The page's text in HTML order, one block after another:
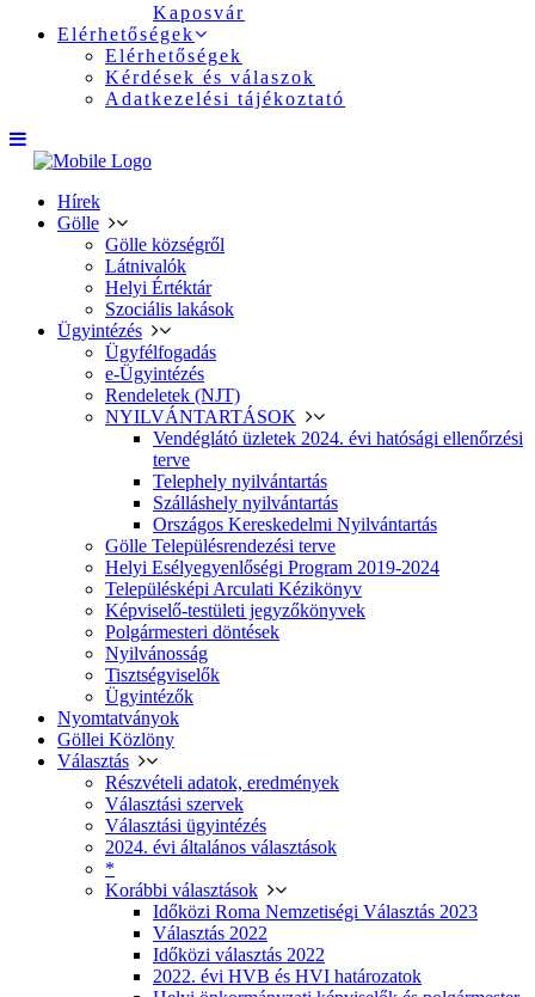
Kaposvár
Elérhetőségek
Elérhetőségek
Kérdések és válaszok
Adatkezelési tájékoztató
Hírek
Gölle
Gölle községről
Látnivalók
Helyi Értéktár
Szociális lakások
Ügyintézés
Ügyfélfogadás
e-Ügyintézés
Rendeletek (NJT)
NYILVÁNTARTÁSOK
Vendéglátó üzletek 2024. évi hatósági ellenőrzési
terve
Telephely nyilvántartás
Szálláshely nyilvántartás
Országos Kereskedelmi Nyilvántartás
Gölle Településrendezési terve
Helyi Esélyegyenlőségi Program 2019-2024
Településképi Arculati Kézikönyv
Képviselő-testületi jegyzőkönyvek
Polgármesteri döntések
Nyilvánosság
Tisztségviselők
Ügyintézők
Nyomtatványok
Göllei Közlöny
Választás
Részvételi adatok, eredmények
Választási szervek
Választási ügyintézés
2024. évi általános választások
*
Korábbi választások
Időközi Roma Nemzetiségi Választás 2023
Választás 2022
Időközi választás 2022
2022. évi HVB és HVI határozatok